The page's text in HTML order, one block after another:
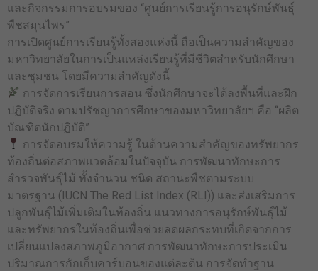
และกิจกรรมการอบรมของ “ศูนย์การเรียนรู้การอนุรักษ์พันธุ์
พืชสมุนไพร”
การเปิดศูนย์การเรียนรู้ทั้งสองแห่งนี้ ถือเป็นความสำคัญของ
มหาวิทยาลัยในการเป็นแหล่งเรียนรู้ที่มีชีวิตสำหรับนักศึกษา
และชุมชน โดยมีความสำคัญดังนี้
การจัดการเรียนการสอน ซึ่งนักศึกษาจะได้ลงพื้นที่และฝึก
ปฏิบัติจริง ตามปรัชญาการศึกษาของมหาวิทยาลัยฯ คือ “ผลิต
บัณฑิตนักปฏิบัติ”
การจัดอบรมให้ความรู้ ในด้านความสำคัญของทรัพยากร
ท้องถิ่นต่อสภาพแวดล้อมในปัจจุบัน การพัฒนาทักษะการ
สำรวจพันธุ์ไม้ ทั้งจำนวน ชนิด สถานะพืชตามระบบ
มาตรฐาน (IUCN The Red List Index (RLI)) และส่งเสริมการ
ปลูกพันธุ์ไม้เพิ่มเติมในท้องถิ่น แนวทางการอนุรักษ์พันธุ์ไม้
และทรัพยากรในท้องถิ่นเพื่อช่วยลดผลกระทบที่เกิดจากการ
เปลี่ยนแปลงสภาพภูมิอากาศ การพัฒนาทักษะการประเมิน
ปริมาณการกักเก็บคาร์บอนของแต่ละต้น การจัดทำฐาน